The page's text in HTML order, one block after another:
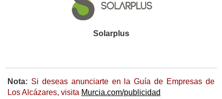
Solarplus
Nota: Si deseas anunciarte en la Guía de Empresas de
Los Alcázares, visita Murcia.com/publicidad